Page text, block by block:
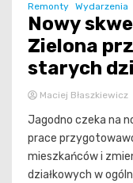
Remonty Wydarzenia
Nowy
Zielona
starych
Maciej Błaszkiewicz
Jagodno czeka na
prace
mieszkańców i
działkowych w